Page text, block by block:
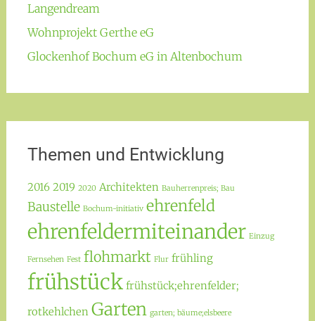
Langendream
Wohnprojekt Gerthe eG
Glockenhof Bochum eG in Altenbochum
Themen und Entwicklung
2016 2019 2020 Architekten Bauherrenpreis; Bau
Baustelle Bochum-initiativ ehrenfeld
ehrenfeldermiteinander Einzug
Fernsehen Fest flohmarkt Flur frühling
frühstück frühstück;ehrenfelder;
rotkehlchen Garten garten; bäume;elsbeere